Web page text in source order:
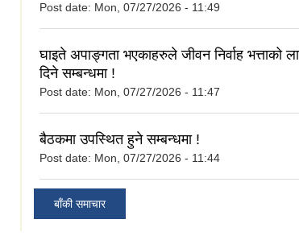
Post date: Mon, 07/27/2026 - 11:49
घाइते अपाङ्गता भएकाहरुले जीवन निर्वाह भत्ताको
दिने सम्बन्धमा !
Post date: Mon, 07/27/2026 - 11:47
बैठकमा उपस्थित हुने सम्बन्धमा !
Post date: Mon, 07/27/2026 - 11:44
बाँकी समाचार